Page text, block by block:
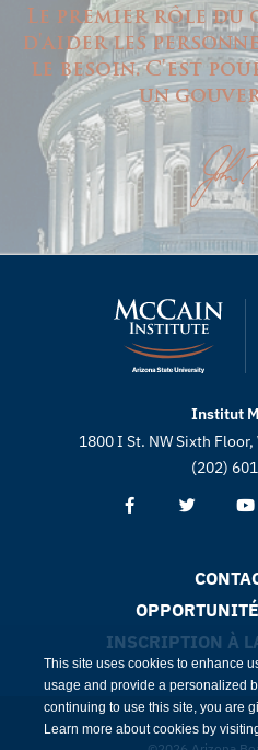
Le premier rôle du
d'aider les
le besoin. C'est
un
Institut
1800 I St. NW Sixth
(202)
INSCRIPTION À
This site uses cookies to enhance
usage and provide a personalized
continuing to use this site, you are
Learn more about cookies by